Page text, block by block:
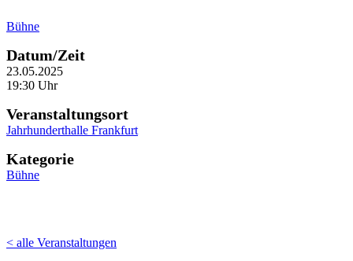
Bühne
Datum/Zeit
23.05.2025
19:30 Uhr
Veranstaltungsort
Jahrhunderthalle Frankfurt
Kategorie
Bühne
< alle Veranstaltungen